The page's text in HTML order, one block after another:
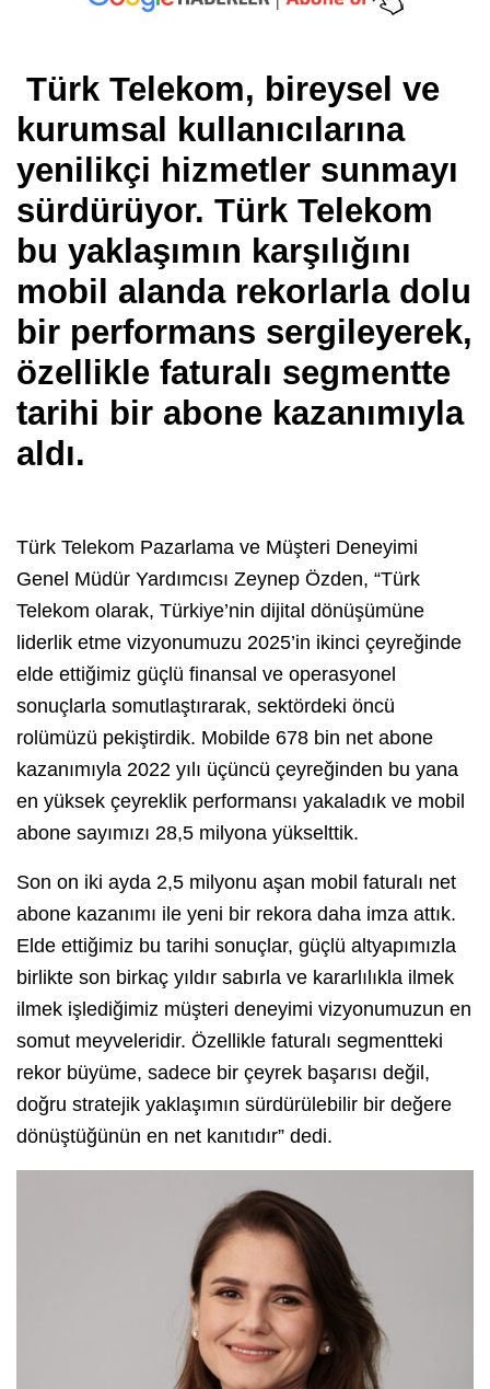
Türk Telekom, bireysel ve
kurumsal kullanıcılarına
yenilikçi hizmetler sunmayı
sürdürüyor. Türk Telekom
bu yaklaşımın karşılığını
mobil alanda rekorlarla dolu
bir performans sergileyerek,
özellikle faturalı segmentte
tarihi bir abone kazanımıyla
aldı.
Türk Telekom Pazarlama ve Müşteri Deneyimi
Genel Müdür Yardımcısı Zeynep Özden, “Türk
Telekom olarak, Türkiye’nin dijital dönüşümüne
liderlik etme vizyonumuzu 2025’in ikinci çeyreğinde
elde ettiğimiz güçlü finansal ve operasyonel
sonuçlarla somutlaştırarak, sektördeki öncü
rolümüzü pekiştirdik. Mobilde 678 bin net abone
kazanımıyla 2022 yılı üçüncü çeyreğinden bu yana
en yüksek çeyreklik performansı yakaladık ve mobil
abone sayımızı 28,5 milyona yükselttik.
Son on iki ayda 2,5 milyonu aşan mobil faturalı net
abone kazanımı ile yeni bir rekora daha imza attık.
Elde ettiğimiz bu tarihi sonuçlar, güçlü altyapımızla
birlikte son birkaç yıldır sabırla ve kararlılıkla ilmek
ilmek işlediğimiz müşteri deneyimi vizyonumuzun en
somut meyveleridir. Özellikle faturalı segmentteki
rekor büyüme, sadece bir çeyrek başarısı değil,
doğru stratejik yaklaşımın sürdürülebilir bir değere
dönüştüğünün en net kanıtıdır” dedi.